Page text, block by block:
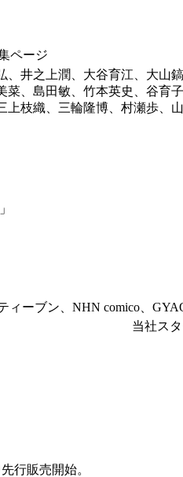
ページ
井之上潤、大谷育江、大
、島田敏、竹本英史、谷
上枝織、三輪隆博、村瀬歩、
ィーブン、NHN comico、
当社ス
行販売開始。